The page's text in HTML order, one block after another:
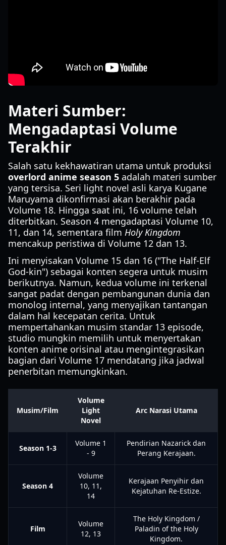
Materi Sumber:
Mengadaptasi Volume
Terakhir
Salah satu kekhawatiran utama untuk produksi
overlord anime season 5 adalah materi sumber
yang tersisa. Seri light novel asli karya Kugane
Maruyama dikonfirmasi akan berakhir pada
Volume 18. Hingga saat ini, 16 volume telah
diterbitkan. Season 4 mengadaptasi Volume 10,
11, dan 14, sementara film Holy Kingdom
mencakup peristiwa di Volume 12 dan 13.
Ini menyisakan Volume 15 dan 16 ("The Half-Elf
God-kin") sebagai konten segera untuk musim
berikutnya. Namun, kedua volume ini terkenal
sangat padat dengan pembangunan dunia dan
monolog internal, yang menyajikan tantangan
dalam hal kecepatan cerita. Untuk
mempertahankan musim standar 13 episode,
studio mungkin memilih untuk menyertakan
konten anime orisinal atau mengintegrasikan
bagian dari Volume 17 mendatang jika jadwal
penerbitan memungkinkan.
Musim/Film
Volume
Light
Novel
Arc Narasi Utama
Season 1-3
Volume 1
- 9
Pendirian Nazarick dan
Perang Kerajaan.
Season 4
Volume
10, 11,
14
Kerajaan Penyihir dan
Kejatuhan Re-Estize.
Film
Volume
12, 13
The Holy Kingdom /
Paladin of the Holy
Kingdom.